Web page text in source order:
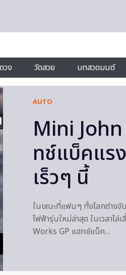
วง วัดสวย บทสวดมนต์
AUTO
Mini
ทช์แบ็คแร
เร็วๆ นี้
ในขณะที่แฟนๆ ทั้งโลกต่างจั
ไฟฟ้ารุ่นใหม่ล่าสุด ในเวลาไ
Works GP แฮทช์แบ็ค…